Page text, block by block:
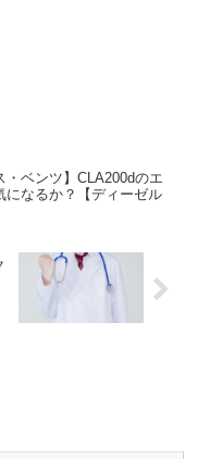
・ベンツ】CLA200dのエ
になるか？【ディーゼル